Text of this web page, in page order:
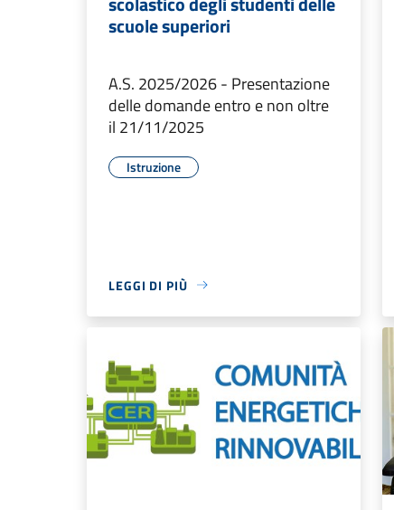
scuole superiori
A.S. 2025/2026 - Presentazione
delle domande entro e non oltre
il 21/11/2025
Istruzione
LEGGI DI PIÙ